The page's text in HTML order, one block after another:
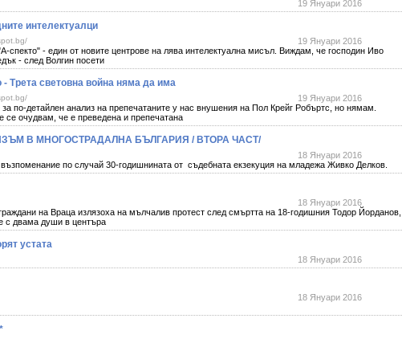
19 Януари 2016
интелектуалци
19 Януари 2016
спекто" - един от новите центрове на лява интелектуална мисъл. Виждам, че господин Иво
- след Волгин посети
Трета световна война няма да има
19 Януари 2016
по-детайлен анализ на препечатаните у нас внушения на Пол Крейг Робъртс, но нямам.
очудвам, че е преведена и препечатана
В МНОГОСТРАДАЛНА БЪЛГАРИЯ / ВТОРА ЧАСТ/
18 Януари 2016
по случай 30-годишнината от съдебната екзекуция на младежа Живко Делков.
18 Януари 2016
на Враца излязоха на мълчалив протест след смъртта на 18-годишния Тодор Йорданов,
с двама души в центъра
устата
18 Януари 2016
18 Януари 2016